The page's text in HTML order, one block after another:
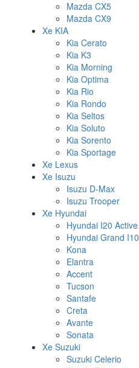
Mazda CX5
Mazda CX9
Xe KIA
Kia Cerato
Kia K3
Kia Morning
Kia Optima
Kia Rio
Kia Rondo
Kia Seltos
Kia Soluto
Kia Sorento
Kia Sportage
Xe Lexus
Xe Isuzu
Isuzu D-Max
Isuzu Trooper
Xe Hyundai
Hyundai I20 Active
Hyundai Grand I10
Kona
Elantra
Accent
Tucson
Santafe
Creta
Avante
Sonata
Xe Suzuki
Suzuki Celerio